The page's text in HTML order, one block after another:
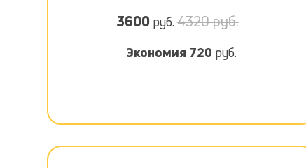
3600 руб. 4320 руб.
Экономия 720 руб.